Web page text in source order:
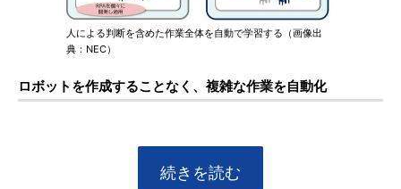
人による判断を含めた作業全体を自動で学習する（画像出
典：NEC）
ロボットを作成することなく、複雑な作業を自動化
続きを読む